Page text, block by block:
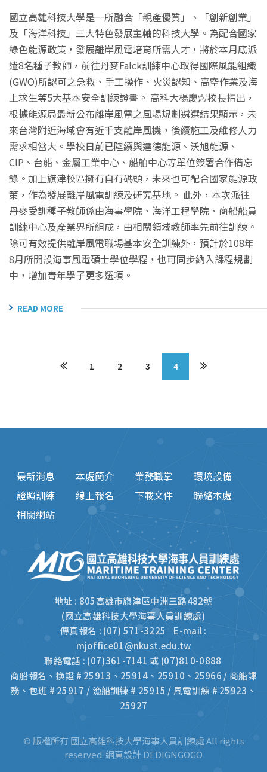
國立高雄科技大學是一所融合「親產優質」、「創新創業」
及「海洋科技」三大特色發展主軸的科技大學。為配合國家
綠色能源政策，發展離岸風電培育所需人才，將於本月底派
遣8名種子教師，前往丹麥Falck訓練中心取得國際風能組織
(GWO)所認可之急救、手工操作、火災認知、高空作業及海
上求生等5大基本安全訓練證書。 高科大楊慶煜校長指出，
根據能源局最新公布離岸風電之風場規劃遴選結果顯示，未
來台灣附近海域會有近千支離岸風機，後續施工及維修人力
需求相當大。學校日前已陸續與達德能源、沃旭能源、
CIP、台船、金屬工業中心、船舶中心等單位簽署合作備忘
錄。加上旗津校區擁有自有碼頭，未來也可配合國家能源政
策，作為發展離岸風電訓練及研究基地。 此外，本次派往
丹麥受訓種子教師係由海事學院、海洋工程學院、商船船員
訓練中心及產業界所組成，由相關領域教師率先前往訓練。
除可有效提供離岸風電職場基本安全訓練外，預計於108年
8月所開設海事風電碩士學位學程，也可同步納入課程規劃
中，增加青年學子更多選項。
READ MORE
1 2 3 4
最新消息 本處簡介 業務職掌
環境設備
證照訓練
線上報名 下載文件
聯絡本處
相關網站
地址 : 805高雄市旗津區中洲三路482號
(國立高雄科技大學海事人員訓練處)
傳真報名 : (07) 571-3225 E-mail :
mjoffice01@nkust.edu.tw
聯絡電話 : (07)361-7141 或 (07)810-0888
商船報名、換證 # 25913、25914、25910、25966 / 商船課
務、包班 # 25917 / 漁船訓練 # 25915 / 風電訓練 # 25923、
25927
© 版權所有 國立高雄科技大學海事人員訓練處 All rights
reserved.網頁設計 DEDIGNGOGO